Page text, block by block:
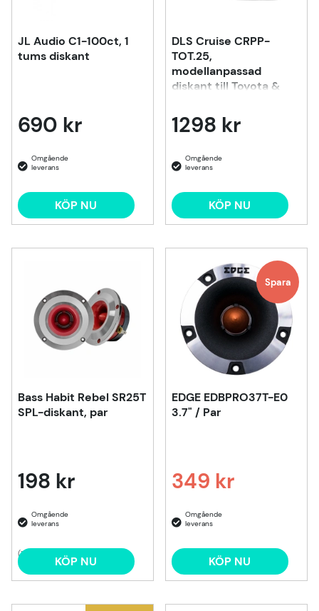
JL Audio C1-100ct, 1
tums diskant
690 kr
KÖP NU
DLS Cruise CRPP-
TOT.25,
modellanpassad
diskant till Toyota &
1298 kr
KÖP NU
Bass Habit Rebel SR25T
SPL-diskant, par
198 kr
(7) KÖP NU
Spara
EDGE EDBPRO37T-E0
3.7" / Par
349 kr
Ordinarie pris:
KÖP NU